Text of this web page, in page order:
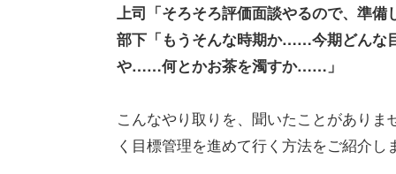
上司「そろそろ評価面談やるので、準備
部下「もうそんな時期か……今期どんな
や……何とかお茶を濁すか……」
こんなやり取りを、聞いたことがあり
く目標管理を進めて行く方法をご紹介